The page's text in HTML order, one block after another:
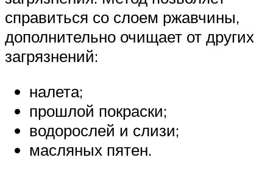
справиться со слоем ржавчины,
дополнительно очищает от других
загрязнений:
налета;
прошлой покраски;
водорослей и слизи;
масляных пятен.